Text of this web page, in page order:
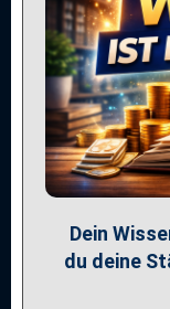
Dein
du deine